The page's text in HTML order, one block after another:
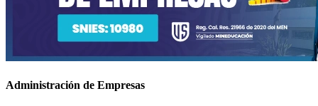
Administración de Empresas